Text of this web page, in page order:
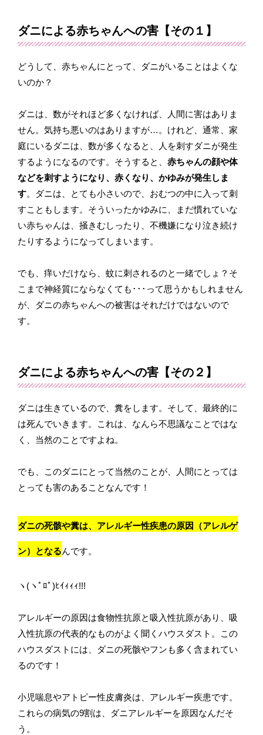
ダニによる赤ちゃんへの害【その１】
どうして、赤ちゃんにとって、ダニがいることはよくな
いのか？
ダニは、数がそれほど多くなければ、人間に害はありま
せん。気持ち悪いのはありますが…。けれど、通常、家
庭にいるダニは、数が多くなると、人を刺すダニが発生
するようになるのです。そうすると、 赤ちゃんの顔や体
などを刺すようになり、赤くなり、かゆみが発生しま
す。ダニは、とても小さいので、おむつの中に入って刺
すこともします。そういったかゆみに、まだ慣れていな
い赤ちゃんは、掻きむしったり、不機嫌になり泣き続け
たりするようになってしまいます。
でも、痒いだけなら、蚊に刺されるのと一緒でしょ？そ
こまで神経質にならなくても･･･って思うかもしれません
が、ダニの赤ちゃんへの被害はそれだけではないので
す。
ダニによる赤ちゃんへの害【その２】
ダニは生きているので、糞をします。そして、最終的に
は死んでいきます。これは、なんら不思議なことではな
く、当然のことですよね。
でも、このダニにとって当然のことが、人間にとっては
とっても害のあることなんです！
ダニの死骸や糞は、アレルギー性疾患の原因（アレルゲ
ン）となるんです。
ヽ(ヽﾟﾛﾟ)ﾋｲｨｨｨ!!!
アレルギーの原因は食物性抗原と吸入性抗原があり、吸
入性抗原の代表的なものがよく聞くハウスダスト。この
ハウスダストには、ダニの死骸やフンも多く含まれてい
るのです！
小児喘息やアトピー性皮膚炎は、アレルギー疾患です。
これらの病気の9割は、ダニアレルギーを原因なんだそ
う。